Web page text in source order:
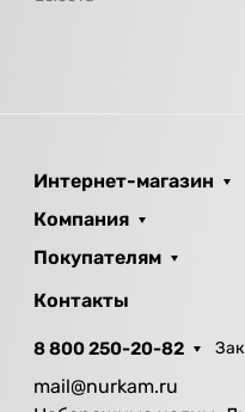
Интернет-магазин
Компания
Покупателям
Контакты
8 800 250-20-82
mail@nurkam.ru